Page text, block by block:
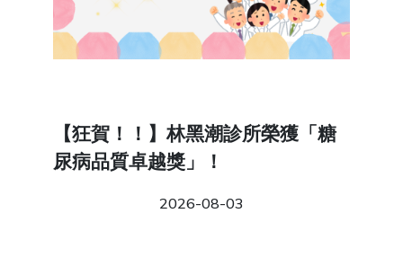
【狂賀！！】林黑潮診所榮獲「糖
尿病品質卓越獎」！
2026-08-03